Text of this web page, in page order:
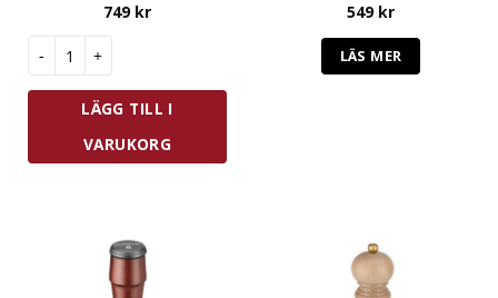
749 kr
Peugeot Paris U´Select Saltkvarn 18 cm Vit mängd
LÄGG TILL I
VARUKORG
549 kr
LÄS MER